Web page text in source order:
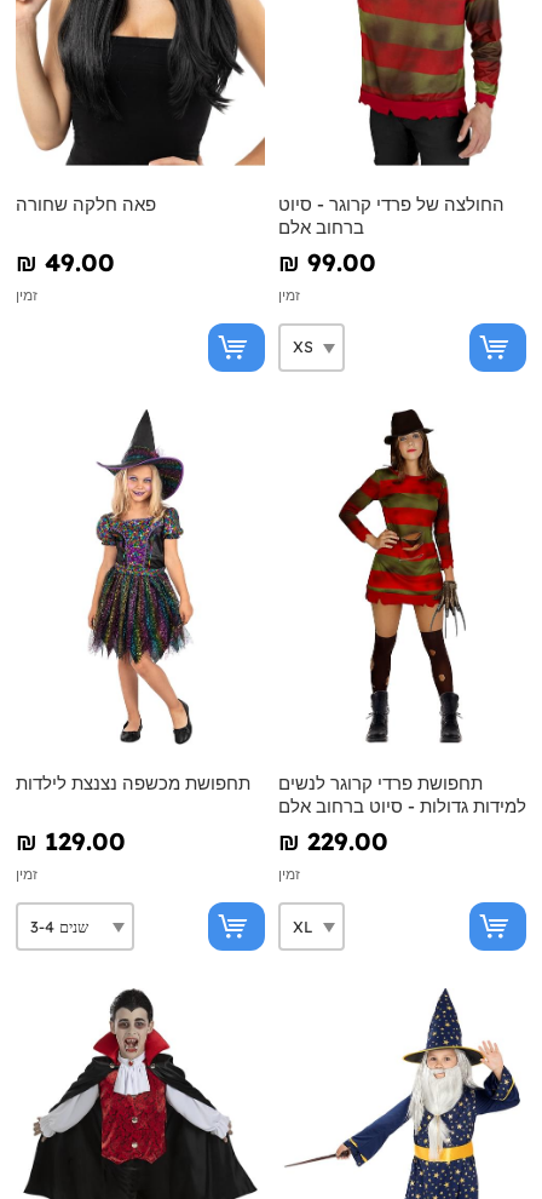
פאה חלקה שחורה
₪‎ 49.00
זמין
החולצה של פרדי קרוגר - סיוט
ברחוב אלם
₪‎ 99.00
זמין
תחפושת מכשפה נצנצת לילדות
₪‎ 129.00
זמין
תחפושת פרדי קרוגר לנשים
למידות גדולות - סיוט ברחוב אלם
₪‎ 229.00
זמין